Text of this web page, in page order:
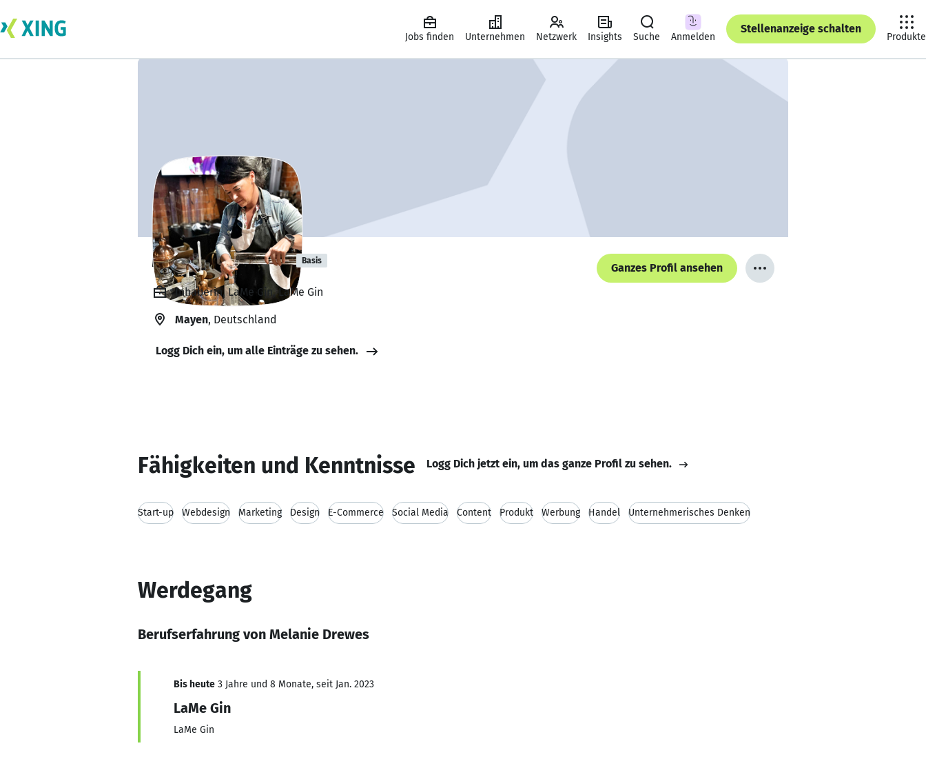
Jobs finden Unternehmen Netzwerk Insights Suche Anmelden
Stellenanzeige schalten
Produkte
Melanie Drewes Basis
Ganzes Profil ansehen
Inhaberin, LaMe Gin, LaMe Gin
Mayen, Deutschland
Logg Dich ein, um alle Einträge zu sehen.
Fähigkeiten und Kenntnisse Logg Dich jetzt ein, um das ganze Profil zu sehen.
Start-up Webdesign Marketing Design E-Commerce Social Media Content Produkt Werbung Handel Unternehmerisches Denken
Werdegang
Berufserfahrung von Melanie Drewes
Bis heute 3 Jahre und 8 Monate, seit Jan. 2023
LaMe Gin
LaMe Gin